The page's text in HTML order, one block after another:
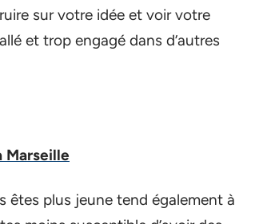
sur votre idée et voir votre
et trop engagé dans d’autres
Marseille
êtes plus jeune tend également à